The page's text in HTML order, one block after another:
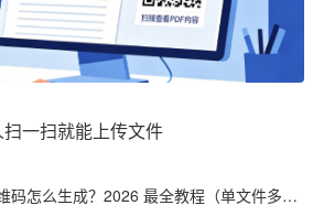
一扫就能上传文件
码怎么生成？2026 最全教程（单文件多文